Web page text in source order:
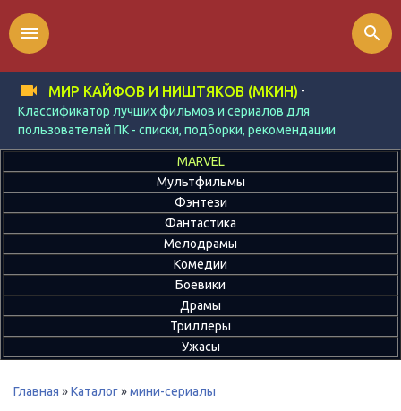
МИР КАЙФОВ И НИШТЯКОВ (МКИН) -
Классификатор лучших фильмов и сериалов для
пользователей ПК - списки, подборки, рекомендации
menu search
MARVEL
Мультфильмы
Фэнтези
Фантастика
Мелодрамы
Комедии
Боевики
Драмы
Триллеры
Ужасы
Главная »Каталог»мини-сериалы